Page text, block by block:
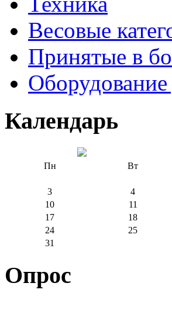
Весовые
Принятые в
Календарь
Пн
Вт
3 4
10
11
17
18
24
25
31
Опрос